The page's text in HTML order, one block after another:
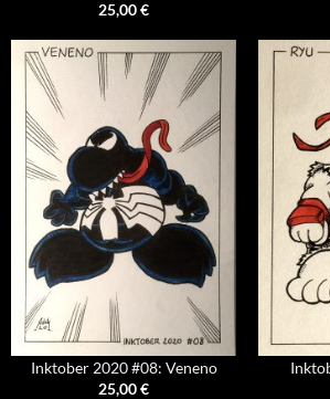
25,00€
Inktober 2020 #08: Veneno
25,00€